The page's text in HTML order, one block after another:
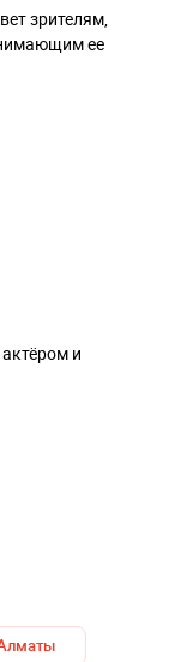
зрителям,
ее
и